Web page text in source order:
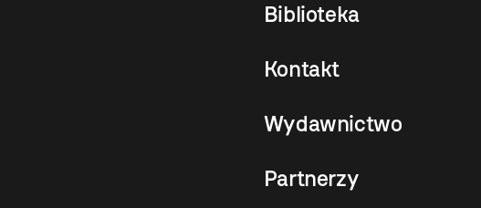
Biblioteka
Kontakt
Wydawnictwo
Partnerzy